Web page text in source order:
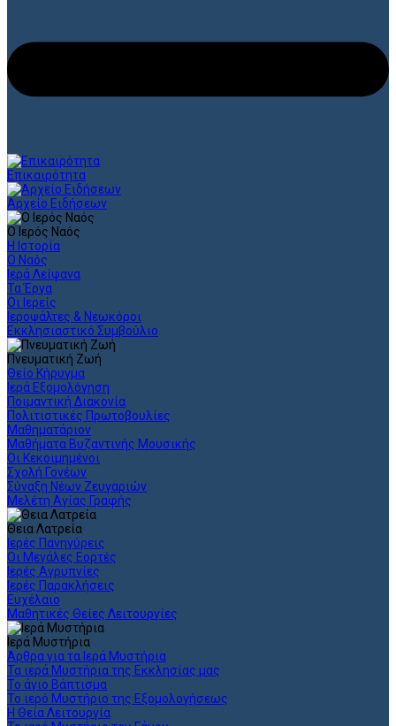
Επικαιρότητα
Αρχείο Ειδήσεων
Ο Ιερός Ναός
Η Ιστορία
Ο Ναός
Ιερά Λείψανα
Τα Έργα
Οι Ιερείς
Ιεροψάλτες & Νεωκόροι
Εκκλησιαστικό Συμβούλιο
Πνευματική Ζωή
Θείο Κήρυγμα
Ιερά Εξομολόγηση
Ποιμαντική Διακονία
Πολιτιστικές Πρωτοβουλίες
Μαθηματάριον
Μαθήματα Βυζαντινής Μουσικής
Οι Κεκοιμημένοι
Σχολή Γονέων
Σύναξη Νέων Ζευγαριών
Μελέτη Αγίας Γραφής
Θεια Λατρεία
Ιερές Πανηγύρεις
Οι Μεγάλες Εορτές
Ιερές Αγρυπνίες
Ιερές Παρακλήσεις
Ευχέλαιο
Μαθητικές Θείες Λειτουργίες
Ιερά Μυστήρια
Άρθρα για τα Ιερά Μυστήρια
Τα ιερά Μυστήρια της Εκκλησίας μας
Το άγιο Βάπτισμα
Το ιερό Μυστήριο της Εξομολογήσεως
Η Θεία Λειτουργία